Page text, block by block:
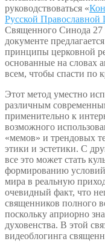
руководствоваться «
Русской Православной
Священного Синода 27
документе
принципы церковной
основанные на словах
всем, чтобы спасти по
Этот метод уместно
различным
применительно к
возможного
«мемов» и трендовых
этики и эстетики. С
все это может стать
формированию условий
мира в реальную
очевидный факт, что
священников полного
поскольку априорно
духовенства. В этой
видеоблогинга